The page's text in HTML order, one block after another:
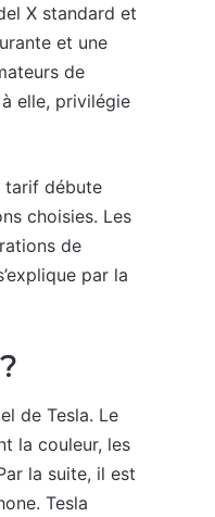
X standard et
et une
de
elle, privilégie
tarif débute
choisies. Les
de
par la
de Tesla. Le
la couleur, les
la suite, il est
Tesla